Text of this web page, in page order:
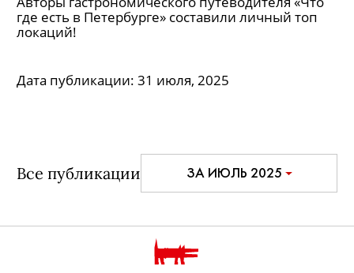
Авторы гастрономического путеводителя «Что
где есть в Петербурге» составили личный топ
Все публикации ЗА ИЮЛЬ 2025